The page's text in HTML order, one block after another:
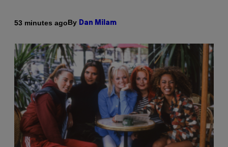
53 minutes agoBy Dan Milam